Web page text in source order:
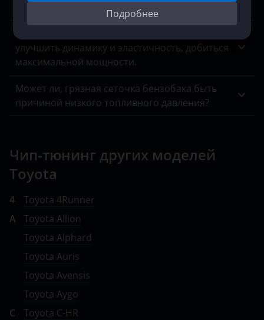
Подробнее
Mazda
Mercedes-Benz
MINI
Omoda
Opel
Peugeot
Porsche
Ravon
Renault
Saab
улучшить динамику и эластичность, добиться
максимальной мощности.
Может ли, грязная сеточка бензобака быть
причиной низкого топливного давления?
Чип-тюнинг других моделей
Toyota
4
Toyota 4Runner
A
Toyota Allion
Toyota Alphard
Toyota Auris
Toyota Avensis
Toyota Aygo
C
Toyota C-HR